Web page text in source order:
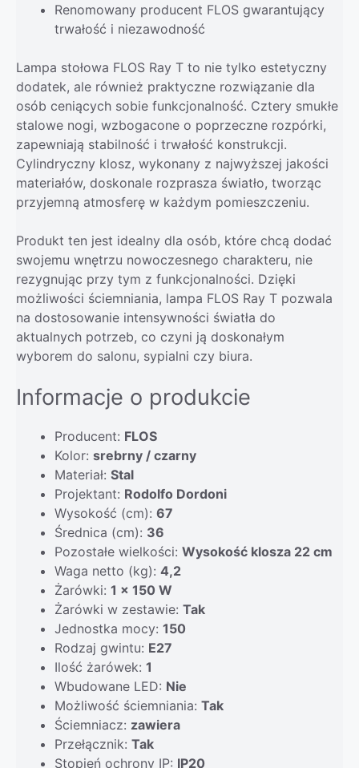
Renomowany producent FLOS gwarantujący
trwałość i niezawodność
Lampa stołowa FLOS Ray T to nie tylko estetyczny
dodatek, ale również praktyczne rozwiązanie dla
osób ceniących sobie funkcjonalność. Cztery smukłe
stalowe nogi, wzbogacone o poprzeczne rozpórki,
zapewniają stabilność i trwałość konstrukcji.
Cylindryczny klosz, wykonany z najwyższej jakości
materiałów, doskonale rozprasza światło, tworząc
przyjemną atmosferę w każdym pomieszczeniu.
Produkt ten jest idealny dla osób, które chcą dodać
swojemu wnętrzu nowoczesnego charakteru, nie
rezygnując przy tym z funkcjonalności. Dzięki
możliwości ściemniania, lampa FLOS Ray T pozwala
na dostosowanie intensywności światła do
aktualnych potrzeb, co czyni ją doskonałym
wyborem do salonu, sypialni czy biura.
Informacje o produkcie
Producent: FLOS
Kolor: srebrny / czarny
Materiał: Stal
Projektant: Rodolfo Dordoni
Wysokość (cm): 67
Średnica (cm): 36
Pozostałe wielkości: Wysokość klosza 22 cm
Waga netto (kg): 4,2
Żarówki: 1 x 150 W
Żarówki w zestawie: Tak
Jednostka mocy: 150
Rodzaj gwintu: E27
Ilość żarówek: 1
Wbudowane LED: Nie
Możliwość ściemniania: Tak
Ściemniacz: zawiera
Przełącznik: Tak
Stopień ochrony IP: IP20